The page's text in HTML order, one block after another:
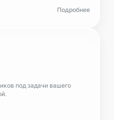
Подробнее
под задачи вашего